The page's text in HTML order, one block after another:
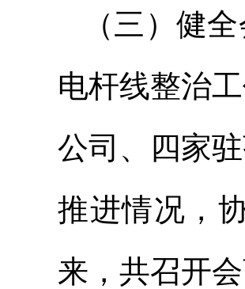
（三）健
电杆线整治
公司、四家
推进情况，
来，共召开